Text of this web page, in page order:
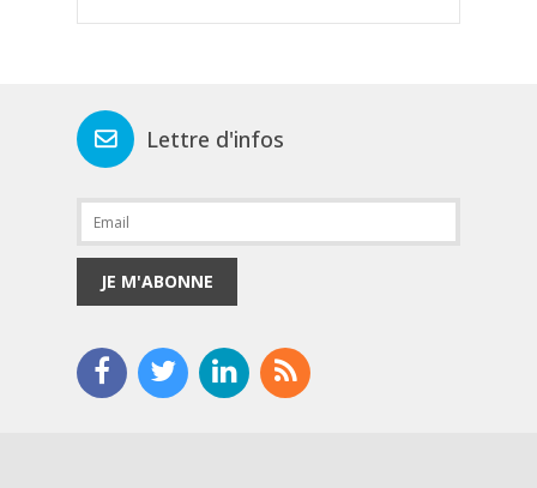
Lettre d'infos
JE M'ABONNE